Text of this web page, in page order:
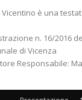
Vicentino è una
n. 16/2016
di Vicenza
Responsabile: